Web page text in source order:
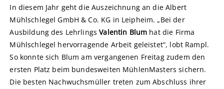
In diesem Jahr geht die Auszeichnung an die Albert
Mühlschlegel GmbH & Co. KG in Leipheim. „Bei der
Ausbildung des LehrlingsValentin Blum hat die Firma
Mühlschlegel hervorragende Arbeit geleistet“, lobt Rampl.
So konnte sich Blum am vergangenen Freitag zudem den
ersten Platz beim bundesweiten MühlenMasters sichern.
Die besten Nachwuchsmüller treten zum Abschluss ihrer